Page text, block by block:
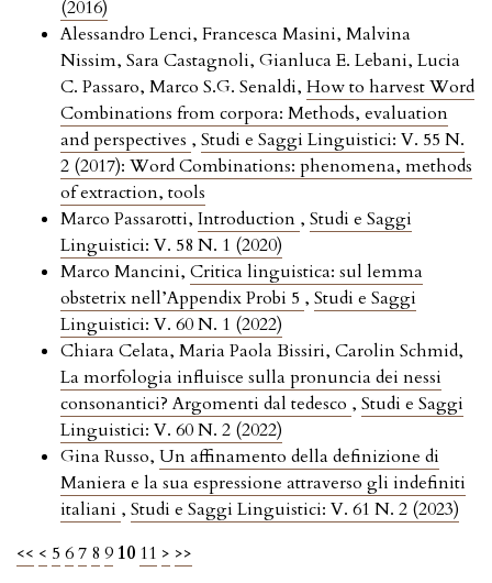
(2016)
Alessandro Lenci, Francesca Masini, Malvina
Nissim, Sara Castagnoli, Gianluca E. Lebani, Lucia
C. Passaro, Marco S.G. Senaldi, How to harvest Word
Combinations from corpora: Methods, evaluation
and perspectives , Studi e Saggi Linguistici: V. 55 N.
2 (2017): Word Combinations: phenomena, methods
of extraction, tools
Marco Passarotti, Introduction , Studi e Saggi
Linguistici: V. 58 N. 1 (2020)
Marco Mancini, Critica linguistica: sul lemma
obstetrix nell’Appendix Probi 5 , Studi e Saggi
Linguistici: V. 60 N. 1 (2022)
Chiara Celata, Maria Paola Bissiri, Carolin Schmid,
La morfologia influisce sulla pronuncia dei nessi
consonantici? Argomenti dal tedesco , Studi e Saggi
Linguistici: V. 60 N. 2 (2022)
Gina Russo, Un affinamento della definizione di
Maniera e la sua espressione attraverso gli indefiniti
italiani , Studi e Saggi Linguistici: V. 61 N. 2 (2023)
<< < 5 67 8 9 10 11 > >>